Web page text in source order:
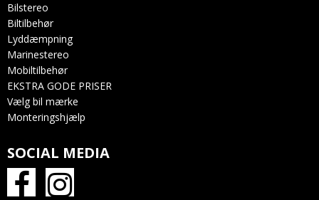
Bilstereo
Biltilbehør
Lyddæmpning
Marinestereo
Mobiltilbehør
EKSTRA GODE PRISER
Vælg bil mærke
Monteringshjælp
SOCIAL MEDIA